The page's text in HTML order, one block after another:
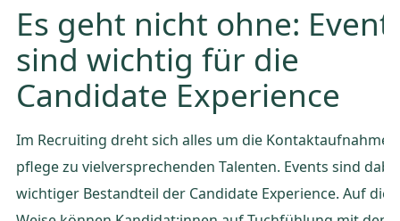
Es geht nicht ohne:
sind wichtig für die
Candidate Experience
Im Recruiting dreht sich alles um die Kontaktaufnahme
pflege zu vielversprechenden Talenten. Events sind
wichtiger Bestandteil der Candidate Experience. Auf